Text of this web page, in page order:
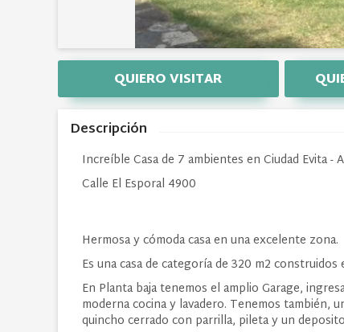
QUIERO VISITAR
Descripción
Increíble Casa de 7 ambientes en Ciudad Evita -
Calle El Esporal 4900
Hermosa y cómoda casa en una excelente zona.
Es una casa de categoría de 320 m2
En Planta baja tenemos el amplio Garage,
moderna cocina y lavadero. Tenemos también,
quincho cerrado con parrilla, pileta y un